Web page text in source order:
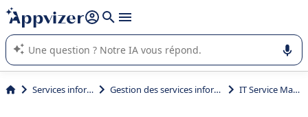
répondre (plusieurs lignes avec
L'IA de Appvizer vous guide dans l'utilisation ou la sélection de
logiciel SaaS en entreprise.
Services informatiques Gestion des services informatiques (ITSM) IT Service Management